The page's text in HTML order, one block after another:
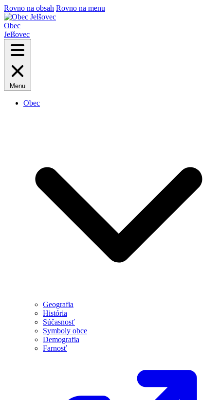
Rovno na obsah Rovno na menu
Obec
Jelšovec
Menu
Obec
Geografia
História
Súčasnosť
Symboly obce
Demografia
Farnosť